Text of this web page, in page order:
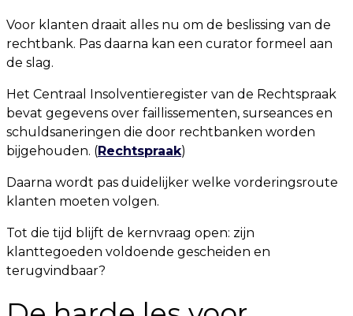
Voor klanten draait alles nu om de beslissing van de
rechtbank. Pas daarna kan een curator formeel aan
de slag.
Het Centraal Insolventieregister van de Rechtspraak
bevat gegevens over faillissementen, surseances en
schuldsaneringen die door rechtbanken worden
bijgehouden. (Rechtspraak)
Daarna wordt pas duidelijker welke vorderingsroute
klanten moeten volgen.
Tot die tijd blijft de kernvraag open: zijn
klanttegoeden voldoende gescheiden en
terugvindbaar?